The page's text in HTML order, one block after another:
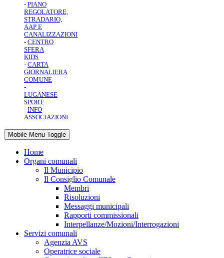
- PIANO
REGOLATORE,
STRADARIO,
AAP E
CANALIZZAZIONI
- CENTRO
SFERA
KIDS
- CARTA
GIORNALIERA
COMUNE
-
LUGANESE
SPORT
- INFO
ASSOCIAZIONI
Mobile Menu Toggle
Home
Organi comunali
Il Municipio
Il Consiglio Comunale
Membri
Risoluzioni
Messaggi municipali
Rapporti commissionali
Interpellanze/Mozioni/Interrogazioni
Servizi comunali
Agenzia AVS
Operatrice sociale